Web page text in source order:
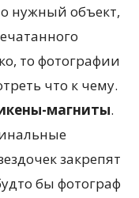
нужный объект,
то фотографии
что к чему.
магниты.
закрепят
бы фотограф